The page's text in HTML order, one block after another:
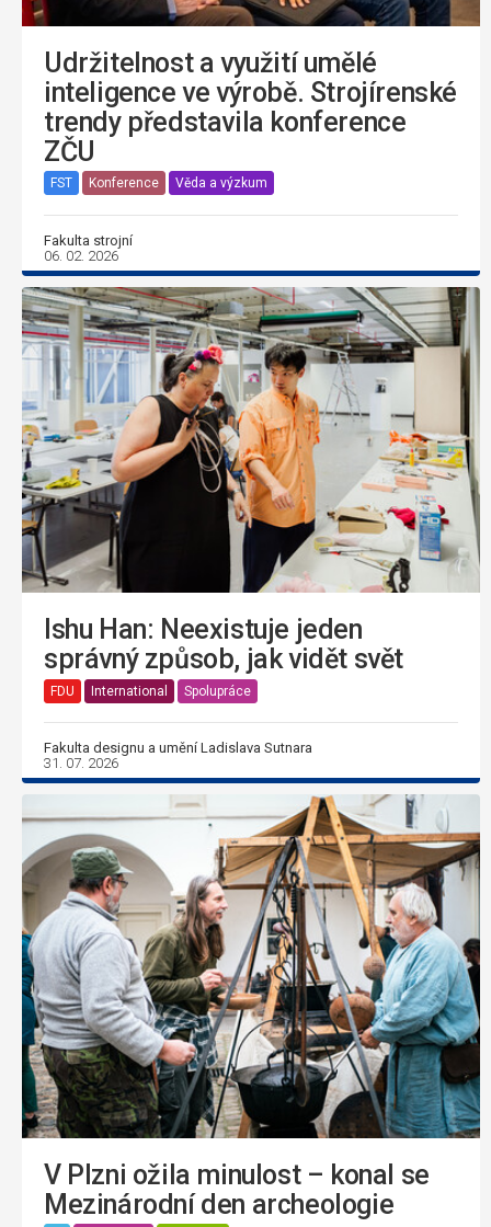
Udržitelnost a využití umělé
inteligence ve výrobě. Strojírenské
trendy představila konference
ZČU
FST Konference Věda a výzkum
Fakulta strojní
06. 02. 2026
Ishu Han: Neexistuje jeden
správný způsob, jak vidět svět
FDU International Spolupráce
Fakulta designu a umění Ladislava Sutnara
31. 07. 2026
V Plzni ožila minulost – konal se
Mezinárodní den archeologie